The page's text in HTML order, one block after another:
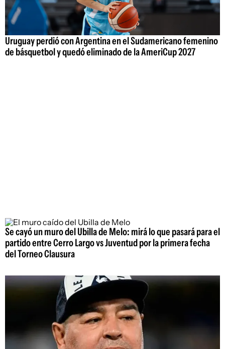
Uruguay perdió con Argentina en el Sudamericano femenino
de básquetbol y quedó eliminado de la AmeriCup 2027
Se cayó un muro del Ubilla de Melo: mirá lo que pasará para el
partido entre Cerro Largo vs Juventud por la primera fecha
del Torneo Clausura